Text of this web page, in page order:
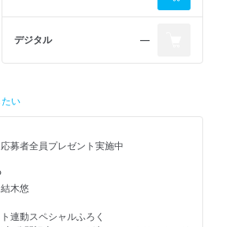
弟どもがすみません」
ツか」
早すぎる」
クロニシティ」
：ちづはるか
デジタル ―
い
募者全員プレゼント実施中
木悠
連動スペシャルふろく